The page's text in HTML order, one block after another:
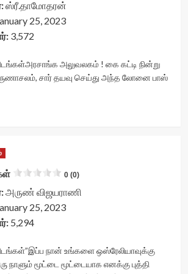
ஸ்ரீ.தாமோதரன்
25, 2023
3,572
அரசாங்க அலுவலகம் ! கை கட்டி நின்று
சார் தயவு செய்து அந்த லோனை பாஸ்
0 (0)
அருண் விஜயராணி
25, 2023
5,294
”இப்ப நான் உங்களை ஒஸ்ரேலியாவுக்கு
நாளும் மூட்டை மூட்டையாக எனக்கு புத்தி